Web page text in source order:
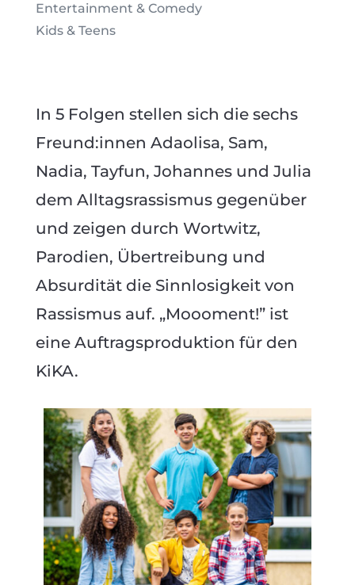
Entertainment & Comedy
Kids & Teens
In 5 Folgen stellen sich die sechs
Freund:innen Adaolisa, Sam,
Nadia, Tayfun, Johannes und Julia
dem Alltagsrassismus gegenüber
und zeigen durch Wortwitz,
Parodien, Übertreibung und
Absurdität die Sinnlosigkeit von
Rassismus auf. „Moooment!” ist
eine Auftragsproduktion für den
KiKA.